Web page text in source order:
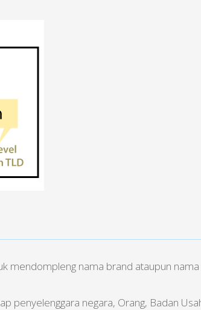
mendompleng nama brand ataupun
penyelenggara negara, Orang, Badan